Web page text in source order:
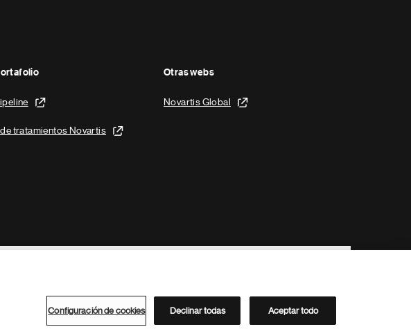
tratamientos Novartis
Otras webs
Novartis Global
Search
Directorio de Novartis
Configuración de cookies Declinar todas Aceptar todo